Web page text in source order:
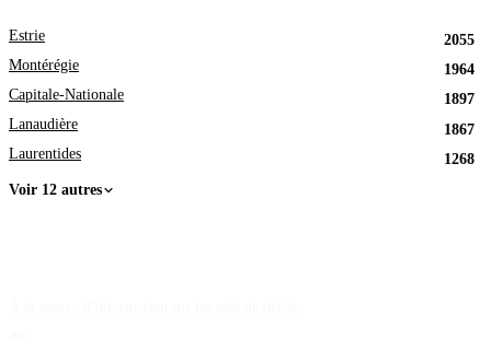
Estrie
2055
Montérégie
1964
Capitale-Nationale
1897
Lanaudière
1867
Laurentides
1268
Voir 12 autres